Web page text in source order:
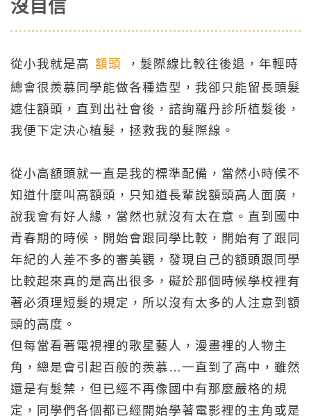
沒自信
從小我就是高 額頭
，髮際線比較往後退，年輕時
總會很羨慕同學能做各種造型，我卻只能留長頭髮
遮住額頭，直到出社會後，諮詢羅丹診所植髮後，
我便下定決心植髮，拯救我的髮際線。
從小高額頭就一直是我的標準配備，當然小時候不
知道什麼叫高額頭，只知道長輩說額頭高人面廣，
說我會有好人緣，當然也就沒有太在意。直到國中
青春期的時候，開始會跟同學比較，開始有了跟同
年紀的人差不多的審美觀，發現自己的額頭跟同學
比較起來真的是高出很多，礙於那個時候學校裡有
著必須理短髮的規定，所以沒有太多的人注意到額
頭的高度。
但每當看著電視裡的歌星藝人，漫畫裡的人物主
角，總是會引起百般的羨慕…一直到了高中，雖然
還是有髮禁，但已經不再像國中有那麼嚴格的規
定，同學們各個都已經開始學著電影裡的主角或是